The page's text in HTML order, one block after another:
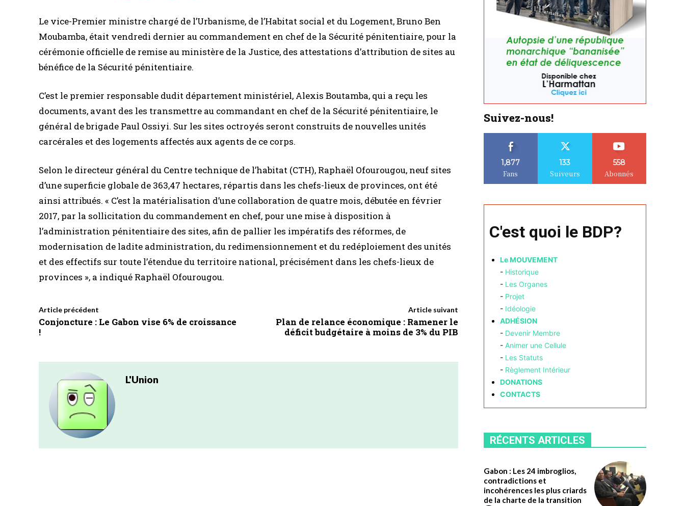
Le vice-Premier ministre chargé de l’Urbanisme, de l’Habitat social et du Logement, Bruno Ben
Moubamba, était vendredi dernier au commandement en chef de la Sécurité pénitentiaire, pour la
cérémonie officielle de remise au ministère de la Justice, des attestations d’attribution de sites au
bénéfice de la Sécurité pénitentiaire.
C’est le premier responsable dudit département ministériel, Alexis Boutamba, qui a reçu les
documents, avant des les transmettre au commandant en chef de la Sécurité pénitentiaire, le
général de brigade Paul Ossiyi. Sur les sites octroyés seront construits de nouvelles unités
carcérales et des logements affectés aux agents de ce corps.
Selon le directeur général du Centre technique de l’habitat (CTH), Raphaël Ofourougou, neuf sites
d’une superficie globale de 363,47 hectares, répartis dans les chefs-lieux de provinces, ont été
ainsi attribués. « C’est la matérialisation d’une collaboration de quatre mois, débutée en février
2017, par la sollicitation du commandement en chef, pour une mise à disposition à
l’administration pénitentiaire des sites, afin de pallier les impératifs des réformes, de
modernisation de ladite administration, du redimensionnement et du redéploiement des unités
et des effectifs sur toute l’étendue du territoire national, précisément dans les chefs-lieux de
provinces », a indiqué Raphaël Ofourougou.
Article précédent
Conjoncture : Le Gabon vise 6% de croissance
!
Article suivant
Plan de relance économique : Ramener le
déficit budgétaire à moins de 3% du PIB
L'Union
Suivez-nous!
1,877
Fans
133
Suiveurs
558
Abonnés
C'est quoi le BDP?
Le MOUVEMENT
- Historique
- Les Organes
- Projet
- Idéologie
ADHÉSION
- Devenir Membre
- Animer une Cellule
- Les Statuts
- Règlement Intérieur
DONATIONS
CONTACTS
RÉCENTS ARTICLES
Gabon : Les 24 imbroglios,
contradictions et
incohérences les plus criards
de la charte de la transition